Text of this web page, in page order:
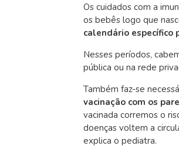
Os cuidados com a
os bebês logo que
calendário específico
Nesses períodos,
pública ou na rede
Também faz-se
vacinação com os
vacinada corremos o
doenças voltem a
explica o pediatra.